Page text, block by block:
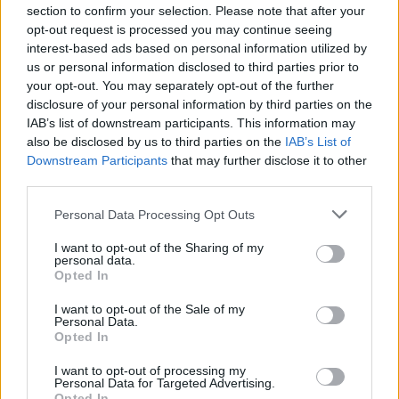
section to confirm your selection. Please note that after your
opt-out request is processed you may continue seeing
interest-based ads based on personal information utilized by
us or personal information disclosed to third parties prior to
your opt-out. You may separately opt-out of the further
disclosure of your personal information by third parties on the
IAB’s list of downstream participants. This information may
also be disclosed by us to third parties on the IAB’s List of
Downstream Participants that may further disclose it to other
Please note that this website/app uses one or more Google
not limited to your visit or usage behaviour. You may click to
grant or deny consent to Google and its third-party tags to
use your data for below specified purposes in below Google
consent section.
Personal Data Processing Opt Outs
I want to opt-out of the Sharing of my
personal data.
Opted In
I want to opt-out of the Sale of my
Personal Data.
Opted In
I want to opt-out of processing my
Personal Data for Targeted Advertising.
λεπτομέρειες, ούτε και εγώ την πίεσα, απλά της
είπα ότι αυτό δεν μου αρέσει. Αυτή μου είπε ότι
ακόμα και τώρα, που είμαστε μαζί, το κάνει
περιστασιακά και από αυτό βγάζει πολύ καλά
χρήματα και από αυτά συντηρεί και την οικογένειά
της.
Εγώ έβλεπα ότι είχε μεγάλη σεξουαλική εμπειρία,
ασυνήθιστη για ένα κορίτσι 18 χρονών και πέρα
άνεση. Όπως σας είπα, έλειπε ασυνήθιστες ώρες
από το σπίτι, όπως έγινε και τον τελευταίο καιρό
και για τον λόγο αυτόν τσακωθήκαμε. Επειδή
είμαστε λίγο καιρό μαζί, δεν είχα αναπτύξει τέτοια
πρέπει να κάνει, βέβαια της είχα πει ότι αυτό που